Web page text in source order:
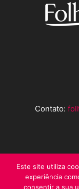
Contato:
Este site utiliza
experiência
consentir a sua